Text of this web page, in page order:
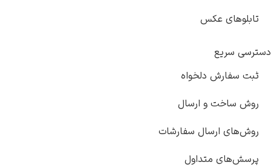
عکس
دلخواه
و ارسال
ارسال سفارشات
متداول